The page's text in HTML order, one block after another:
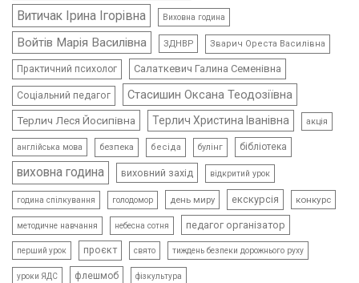
Витичак Ірина Ігорівна Виховна година
Войтів Марія Василівна ЗДНВР Зварич Ореста Василівна
Практичний психолог Салаткевич Галина Семенівна
Соціальний педагог Стасишин Оксана Теодозіївна
Терлич Леся Йосипівна Терлич Христина Іванівна акція
англійська мова безпека бесіда булінг бібліотека
виховна година виховний захід відкритий урок
година спілкування голодомор день миру екскурсія конкурс
методичне навчання небесна сотня педагог організатор
перший урок проєкт свято тиждень безпеки дорожнього руху
уроки ЯДС флешмоб фізкультура